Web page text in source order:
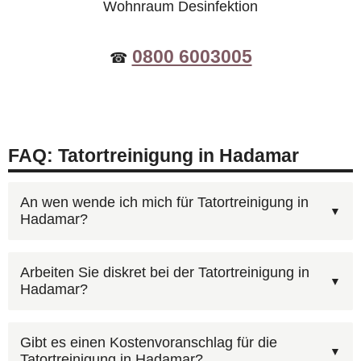
Wohnraum Desinfektion
☎ 0800 6003005
FAQ: Tatortreinigung in Hadamar
An wen wende ich mich für Tatortreinigung in
Hadamar?
Für Tatortreinigung in Hadamar erreichen Sie uns
unter0800 6003005
alles Weitere. Sie können auch unser
Arbeiten Sie diskret bei der Tatortreinigung in
Hadamar?
Wir legen großen Wert darauf, dass unser
Gibt es einen Kostenvoranschlag für die